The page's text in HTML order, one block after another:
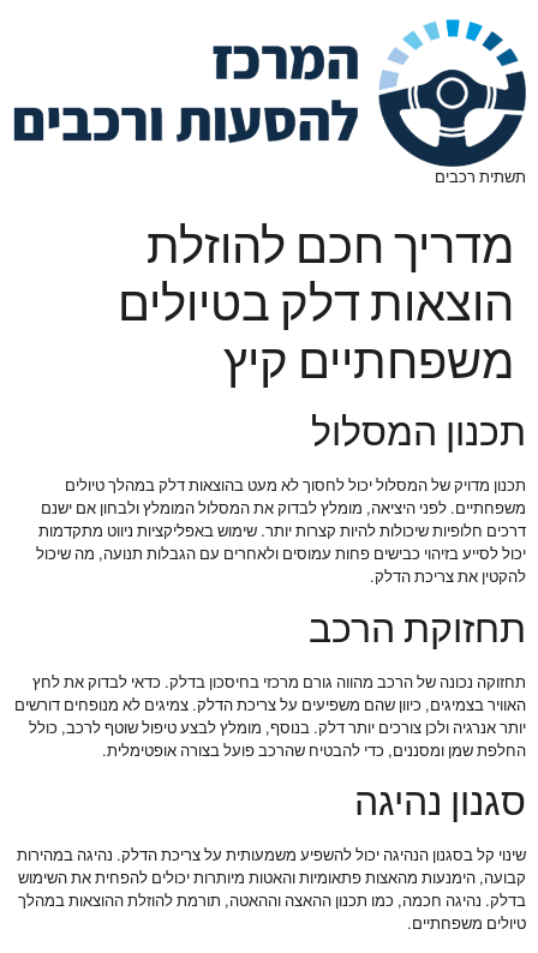
תשתית רכבים
מדריך חכם להוזלת
הוצאות דלק בטיולים
משפחתיים קיץ
תכנון המסלול
תכנון מדויק של המסלול יכול לחסוך לא מעט בהוצאות דלק במהלך טיולים
משפחתיים. לפני היציאה, מומלץ לבדוק את המסלול המומלץ ולבחון אם ישנם
דרכים חלופיות שיכולות להיות קצרות יותר. שימוש באפליקציות ניווט מתקדמות
יכול לסייע בזיהוי כבישים פחות עמוסים ולאחרים עם הגבלות תנועה, מה שיכול
להקטין את צריכת הדלק.
תחזוקת הרכב
תחזוקה נכונה של הרכב מהווה גורם מרכזי בחיסכון בדלק. כדאי לבדוק את לחץ
האוויר בצמיגים, כיוון שהם משפיעים על צריכת הדלק. צמיגים לא מנופחים דורשים
יותר אנרגיה ולכן צורכים יותר דלק. בנוסף, מומלץ לבצע טיפול שוטף לרכב, כולל
החלפת שמן ומסננים, כדי להבטיח שהרכב פועל בצורה אופטימלית.
סגנון נהיגה
שינוי קל בסגנון הנהיגה יכול להשפיע משמעותית על צריכת הדלק. נהיגה במהירות
קבועה, הימנעות מהאצות פתאומיות והאטות מיותרות יכולים להפחית את השימוש
בדלק. נהיגה חכמה, כמו תכנון ההאצה וההאטה, תורמת להוזלת ההוצאות במהלך
טיולים משפחתיים.